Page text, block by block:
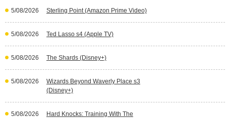
5/08/2026 Sterling Point (Amazon Prime Video)
5/08/2026 Ted Lasso s4 (Apple TV)
5/08/2026 The Shards (Disney+)
5/08/2026
Wizards Beyond Waverly Place s3
(Disney+)
5/08/2026
Hard Knocks: Training With The